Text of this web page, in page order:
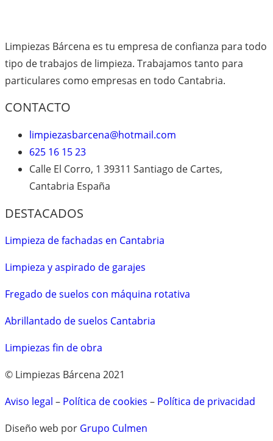
Limpiezas Bárcena es tu empresa de confianza para todo
tipo de trabajos de limpieza. Trabajamos tanto para
particulares como empresas en todo Cantabria.
CONTACTO
limpiezasbarcena@hotmail.com
625 16 15 23
Calle El Corro, 1 39311 Santiago de Cartes,
Cantabria España
DESTACADOS
Limpieza de fachadas en Cantabria
Limpieza y aspirado de garajes
Fregado de suelos con máquina rotativa
Abrillantado de suelos Cantabria
Limpiezas fin de obra
© Limpiezas Bárcena 2021
Aviso legal – Política de cookies – Política de privacidad
Diseño web por Grupo Culmen